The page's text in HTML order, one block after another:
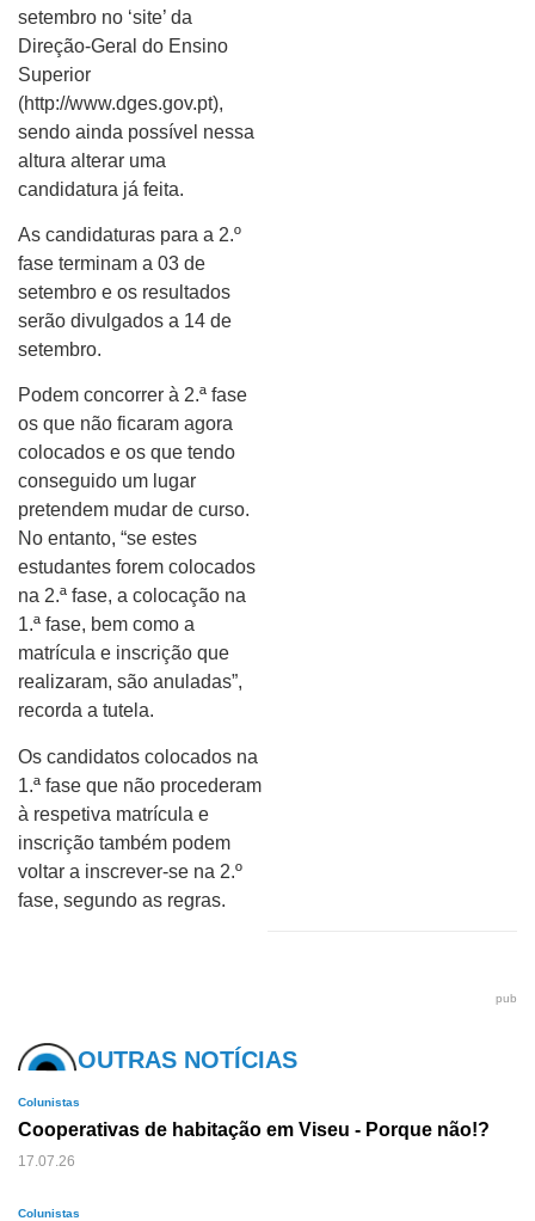
setembro no ‘site’ da
Direção-Geral do Ensino
Superior
(http://www.dges.gov.pt),
sendo ainda possível nessa
altura alterar uma
candidatura já feita.
As candidaturas para a 2.º
fase terminam a 03 de
setembro e os resultados
serão divulgados a 14 de
setembro.
Podem concorrer à 2.ª fase
os que não ficaram agora
colocados e os que tendo
conseguido um lugar
pretendem mudar de curso.
No entanto, “se estes
estudantes forem colocados
na 2.ª fase, a colocação na
1.ª fase, bem como a
matrícula e inscrição que
realizaram, são anuladas”,
recorda a tutela.
Os candidatos colocados na
1.ª fase que não procederam
à respetiva matrícula e
inscrição também podem
voltar a inscrever-se na 2.º
fase, segundo as regras.
pub
OUTRAS NOTÍCIAS
Colunistas
Cooperativas de habitação em Viseu - Porque não!?
17.07.26
Colunistas